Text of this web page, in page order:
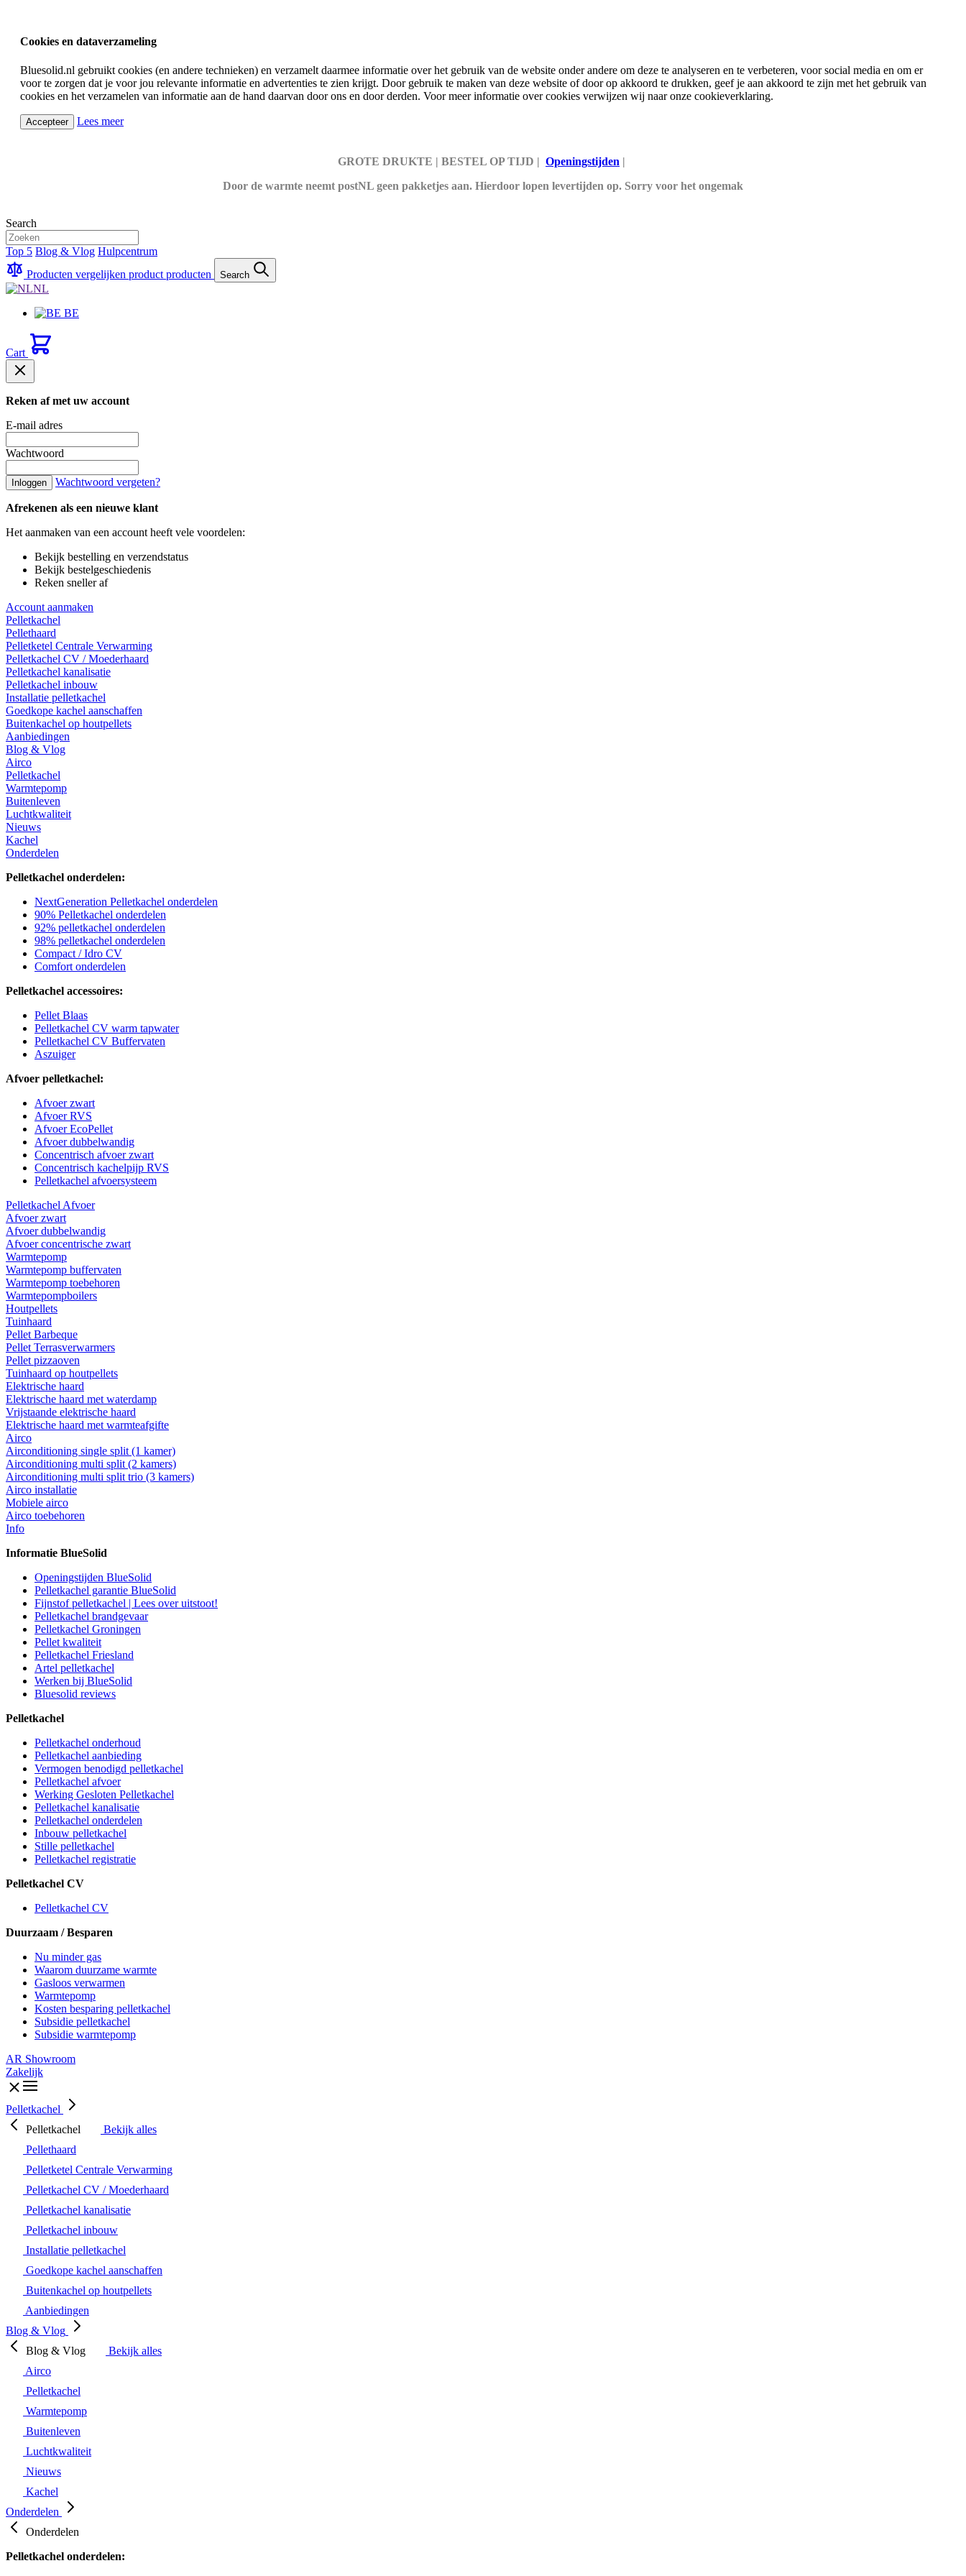
Cookies en dataverzameling
Bluesolid.nl gebruikt cookies (en andere technieken) en verzamelt daarmee informatie over het gebruik van de website onder andere om deze te analyseren en te verbeteren, voor social media en om er
voor te zorgen dat je voor jou relevante informatie en advertenties te zien krijgt. Door gebruik te maken van deze website of door op akkoord te drukken, geef je aan akkoord te zijn met het gebruik van
cookies en het verzamelen van informatie aan de hand daarvan door ons en door derden. Voor meer informatie over cookies verwijzen wij naar onze cookieverklaring.
Accepteer Lees meer
GROTE DRUKTE | BESTEL OP TIJD | Openingstijden |
Door de warmte neemt postNL geen pakketjes aan. Hierdoor lopen levertijden op. Sorry voor het ongemak
Search
Top 5 Blog & Vlog Hulpcentrum
Producten vergelijken product producten Search
NL
BE
Cart
Reken af met uw account
E-mail adres
Wachtwoord
Inloggen Wachtwoord vergeten?
Afrekenen als een nieuwe klant
Het aanmaken van een account heeft vele voordelen:
Bekijk bestelling en verzendstatus
Bekijk bestelgeschiedenis
Reken sneller af
Account aanmaken
Pelletkachel
Pellethaard
Pelletketel Centrale Verwarming
Pelletkachel CV / Moederhaard
Pelletkachel kanalisatie
Pelletkachel inbouw
Installatie pelletkachel
Goedkope kachel aanschaffen
Buitenkachel op houtpellets
Aanbiedingen
Blog & Vlog
Airco
Pelletkachel
Warmtepomp
Buitenleven
Luchtkwaliteit
Nieuws
Kachel
Onderdelen
Pelletkachel onderdelen:
NextGeneration Pelletkachel onderdelen
90% Pelletkachel onderdelen
92% pelletkachel onderdelen
98% pelletkachel onderdelen
Compact / Idro CV
Comfort onderdelen
Pelletkachel accessoires:
Pellet Blaas
Pelletkachel CV warm tapwater
Pelletkachel CV Buffervaten
Aszuiger
Afvoer pelletkachel:
Afvoer zwart
Afvoer RVS
Afvoer EcoPellet
Afvoer dubbelwandig
Concentrisch afvoer zwart
Concentrisch kachelpijp RVS
Pelletkachel afvoersysteem
Pelletkachel Afvoer
Afvoer zwart
Afvoer dubbelwandig
Afvoer concentrische zwart
Warmtepomp
Warmtepomp buffervaten
Warmtepomp toebehoren
Warmtepompboilers
Houtpellets
Tuinhaard
Pellet Barbeque
Pellet Terrasverwarmers
Pellet pizzaoven
Tuinhaard op houtpellets
Elektrische haard
Elektrische haard met waterdamp
Vrijstaande elektrische haard
Elektrische haard met warmteafgifte
Airco
Airconditioning single split (1 kamer)
Airconditioning multi split (2 kamers)
Airconditioning multi split trio (3 kamers)
Airco installatie
Mobiele airco
Airco toebehoren
Info
Informatie BlueSolid
Openingstijden BlueSolid
Pelletkachel garantie BlueSolid
Fijnstof pelletkachel | Lees over uitstoot!
Pelletkachel brandgevaar
Pelletkachel Groningen
Pellet kwaliteit
Pelletkachel Friesland
Artel pelletkachel
Werken bij BlueSolid
Bluesolid reviews
Pelletkachel
Pelletkachel onderhoud
Pelletkachel aanbieding
Vermogen benodigd pelletkachel
Pelletkachel afvoer
Werking Gesloten Pelletkachel
Pelletkachel kanalisatie
Pelletkachel onderdelen
Inbouw pelletkachel
Stille pelletkachel
Pelletkachel registratie
Pelletkachel CV
Pelletkachel CV
Duurzaam / Besparen
Nu minder gas
Waarom duurzame warmte
Gasloos verwarmen
Warmtepomp
Kosten besparing pelletkachel
Subsidie pelletkachel
Subsidie warmtepomp
AR Showroom
Zakelijk
Pelletkachel
Pelletkachel
Bekijk alles
Pellethaard
Pelletketel Centrale Verwarming
Pelletkachel CV / Moederhaard
Pelletkachel kanalisatie
Pelletkachel inbouw
Installatie pelletkachel
Goedkope kachel aanschaffen
Buitenkachel op houtpellets
Aanbiedingen
Blog & Vlog
Blog & Vlog
Bekijk alles
Airco
Pelletkachel
Warmtepomp
Buitenleven
Luchtkwaliteit
Nieuws
Kachel
Onderdelen
Onderdelen
Pelletkachel onderdelen: